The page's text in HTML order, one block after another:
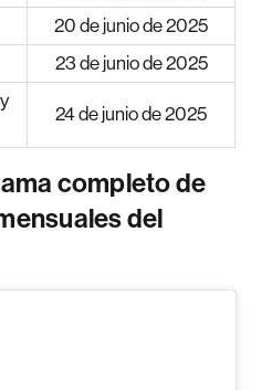
20 de junio de 2025
23 de junio de 2025
24 de junio de 2025
completo de
del